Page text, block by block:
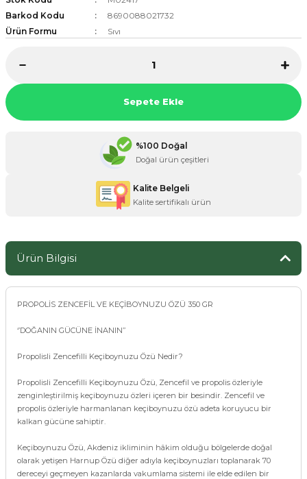
ÜRÜNLERİ
BESİNLERİ
Barkod Kodu
8690088021732
Ürün Formu
Sıvı
Sepete Ekle
%100 Doğal
Doğal ürün çeşitleri
Kalite Belgeli
Kalite sertifikalı ürün
Ürün Bilgisi
PROPOLİS ZENCEFİL VE KEÇİBOYNUZU ÖZÜ 350 GR
‘’DOĞANIN GÜCÜNE İNANIN’’
Propolisli Zencefilli Keçiboynuzu Özü Nedir?
Propolisli Zencefilli Keçiboynuzu Özü, Zencefil ve propolis özleriyle
zenginleştirilmiş keçiboynuzu özleri içeren bir besindir. Zencefil ve
propolis özleriyle harmanlanan keçiboynuzu özü adeta koruyucu bir
kalkan gücüne sahiptir.
Keçiboynuzu Özü, Akdeniz ikliminin hâkim olduğu bölgelerde doğal
olarak yetişen Harnup Özü diğer adıyla keçiboynuzları toplanarak 70
dereceyi geçmeyen kazanlarda vakumlama sistemi ile elde edilen bir